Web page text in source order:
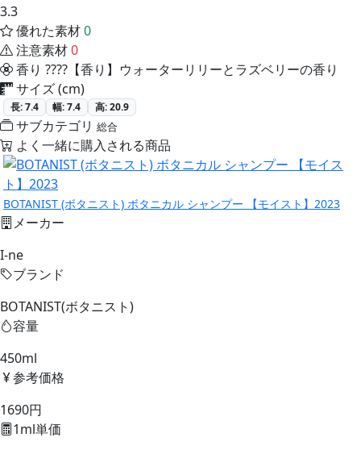
3.3
優れた素材0
注意素材0
香り ????【香り】ウォーターリリーとラズベリーの香り
サイズ (cm)
長: 7.4 幅: 7.4 高: 20.9
サブカテゴリ 総合
よく一緒に購入される商品
BOTANIST (ボタニスト) ボタニカル シャンプー 【モイスト】2023
メーカー
I-ne
ブランド
BOTANIST(ボタニスト)
容量
450ml
参考価格
1690円
1ml単価